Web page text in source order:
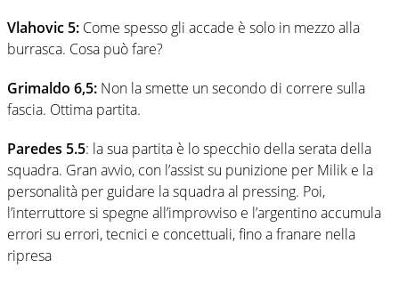
Vlahovic 5: Come spesso gli accade è solo in mezzo alla
burrasca. Cosa può fare?
Grimaldo 6,5: Non la smette un secondo di correre sulla
fascia. Ottima partita.
Paredes 5.5: la sua partita è lo specchio della serata della
squadra. Gran avvio, con l’assist su punizione per Milik e la
personalità per guidare la squadra al pressing. Poi,
l’interruttore si spegne all’improvviso e l’argentino accumula
errori su errori, tecnici e concettuali, fino a franare nella
ripresa